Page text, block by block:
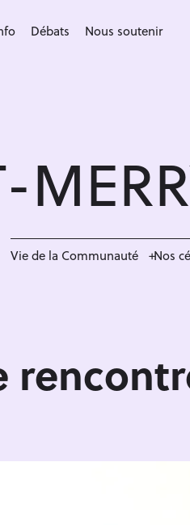
Débats Nous soutenir
Vie de la Communauté Nos